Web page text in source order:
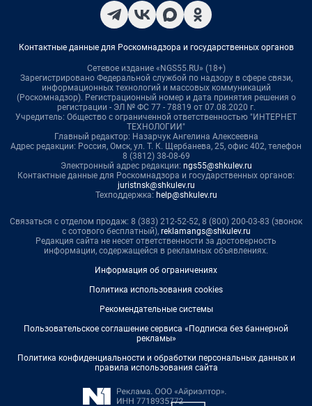
Контактные данные для Роскомнадзора и государственных органов
Сетевое издание «NGS55.RU» (18+)
Зарегистрировано Федеральной службой по надзору в сфере связи,
информационных технологий и массовых коммуникаций
(Роскомнадзор). Регистрационный номер и дата принятия решения о
регистрации - ЭЛ № ФС 77 - 78819 от 07.08.2020 г.
Учредитель: Общество с ограниченной ответственностью "ИНТЕРНЕТ
ТЕХНОЛОГИИ"
Главный редактор: Назарчук Ангелина Алексеевна
Адрес редакции: Россия, Омск, ул. Т. К. Щербанева, 25, офис 402, телефон
8 (3812) 38-08-69
Электронный адрес редакции: ngs55@shkulev.ru
Контактные данные для Роскомнадзора и государственных органов:
juristnsk@shkulev.ru
Техподдержка: help@shkulev.ru
Связаться с отделом продаж: 8 (383) 212-52-52, 8 (800) 200-03-83 (звонок
с сотового бесплатный), reklamangs@shkulev.ru
Редакция сайта не несет ответственности за достоверность
информации, содержащейся в рекламных объявлениях.
Информация об ограничениях
Политика использования cookies
Рекомендательные системы
Пользовательское соглашение сервиса «Подписка без баннерной
рекламы»
Политика конфиденциальности и обработки персональных данных и
правила использования сайта